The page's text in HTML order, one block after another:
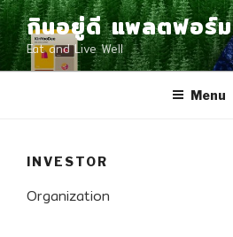
Skip
to
content
กินอยู่ดี แพลตฟอร์ม
Eat and Live Well
Menu
INVESTOR
Organization